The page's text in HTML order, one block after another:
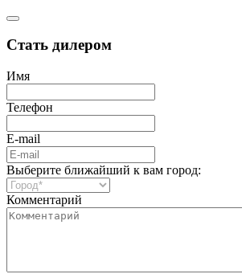
Стать дилером
Имя
Телефон
E-mail
Выберите ближайший к вам город:
Комментарий